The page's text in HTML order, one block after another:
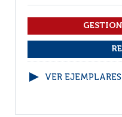
VER EJEMPLARES